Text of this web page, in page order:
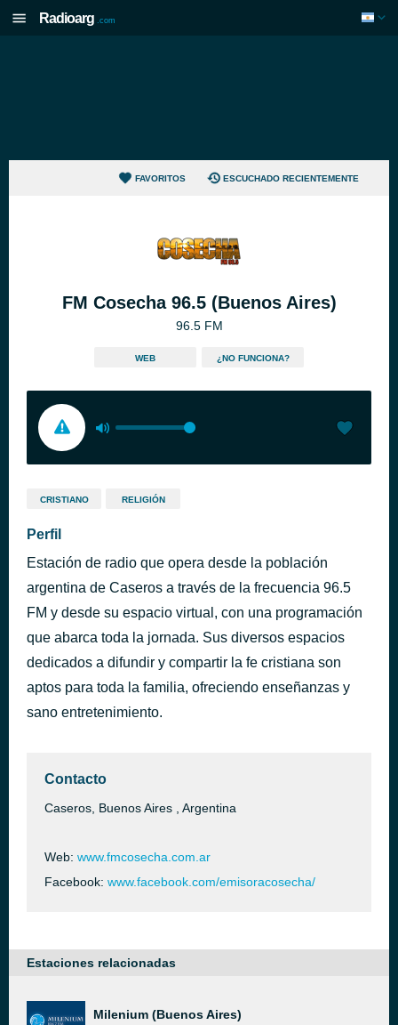
Radioarg .com
FAVORITOS ESCUCHADO RECIENTEMENTE
FM Cosecha 96.5 (Buenos Aires)
96.5 FM
WEB ¿NO FUNCIONA?
CRISTIANO RELIGIÓN
Perfil
Estación de radio que opera desde la población
argentina de Caseros a través de la frecuencia 96.5
FM y desde su espacio virtual, con una programación
que abarca toda la jornada. Sus diversos espacios
dedicados a difundir y compartir la fe cristiana son
aptos para toda la familia, ofreciendo enseñanzas y
sano entretenimiento.
Contacto
Caseros, Buenos Aires , Argentina
Web: www.fmcosecha.com.ar
Facebook: www.facebook.com/emisoracosecha/
Estaciones relacionadas
Milenium (Buenos Aires)